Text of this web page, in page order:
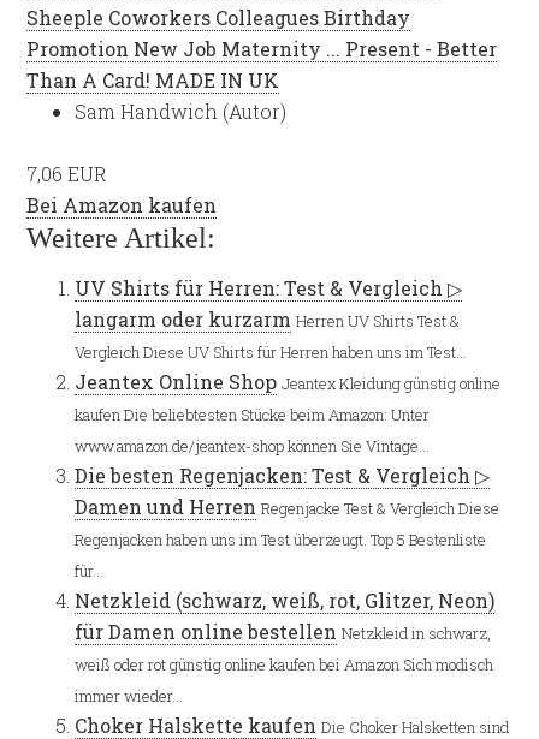
Sheeple Coworkers Colleagues Birthday
Promotion New Job Maternity ... Present - Better
Than A Card! MADE IN UK
Sam Handwich (Autor)
7,06 EUR
Bei Amazon kaufen
Weitere Artikel:
UV Shirts für Herren: Test & Vergleich ▷
langarm oder kurzarm Herren UV Shirts Test &
Vergleich Diese UV Shirts für Herren haben uns im Test...
Jeantex Online Shop Jeantex Kleidung günstig online
kaufen Die beliebtesten Stücke beim Amazon: Unter
www.amazon.de/jeantex-shop können Sie Vintage...
Die besten Regenjacken: Test & Vergleich ▷
Damen und Herren Regenjacke Test & Vergleich Diese
Regenjacken haben uns im Test überzeugt. Top 5 Bestenliste
für...
Netzkleid (schwarz, weiß, rot, Glitzer, Neon)
für Damen online bestellen Netzkleid in schwarz,
weiß oder rot günstig online kaufen bei Amazon Sich modisch
immer wieder...
Choker Halskette kaufen Die Choker Halsketten sind